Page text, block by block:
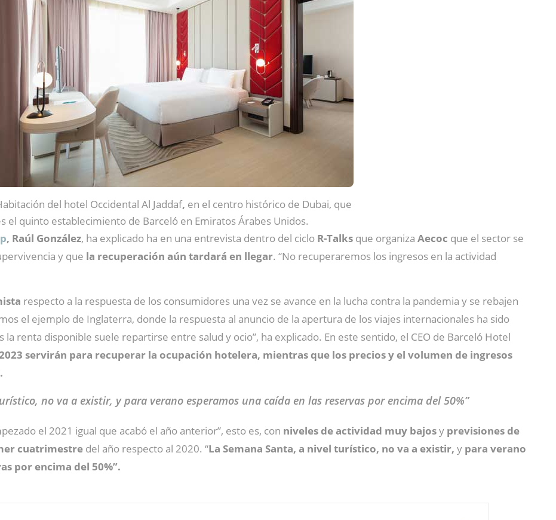
del hotel Occidental Al Jaddaf, en el centro histórico de Dubai, que
el quinto establecimiento de Barceló en Emiratos Árabes Unidos.
, Raúl González, ha explicado ha en una entrevista dentro del ciclo R-Talks que organiza Aecoc que el sector se
y que la recuperación aún tardará en llegar. “No recuperaremos los ingresos en la actividad
respecto a la respuesta de los consumidores una vez se avance en la lucha contra la pandemia y se rebajen
el ejemplo de Inglaterra, donde la respuesta al anuncio de la apertura de los viajes internacionales ha sido
la renta disponible suele repartirse entre salud y ocio”, ha explicado. En este sentido, el CEO de Barceló Hotel
servirán para recuperar la ocupación hotelera, mientras que los precios y el volumen de ingresos
no va a existir, y para verano esperamos una caída en las reservas por encima del 50%”
el 2021 igual que acabó el año anterior”, esto es, con niveles de actividad muy bajosy previsiones de
cuatrimestre del año respecto al 2020. “La Semana Santa, a nivel turístico, no va a existir, y para verano
por encima del 50%”.